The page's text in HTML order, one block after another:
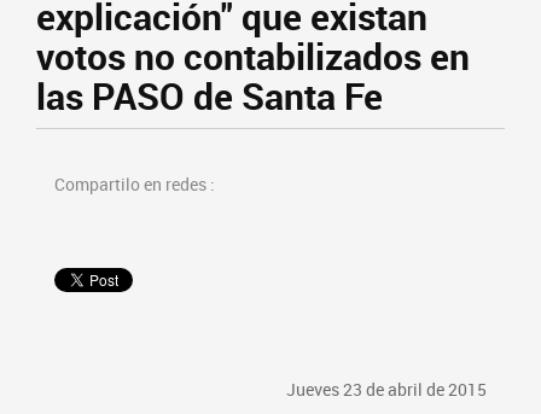
explicación" que existan
votos no contabilizados en
las PASO de Santa Fe
Compartilo en redes :
Jueves 23 de abril de 2015